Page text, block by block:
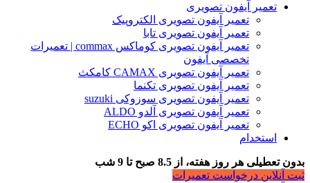
تعمیر آیفون تصویری
تعمیر آیفون تصویری الکتروپیک
تعمیر آیفون تصویری تابا
تعمیر آیفون تصویری کوماکس commax | تعمیرات
تخصصی آیفون
تعمیر آیفون تصویری CAMAX کامکث
تعمیر آیفون تصویری تکنما
تعمیر آیفون تصویری سوزوکی suzuki
تعمیر آیفون تصویری آلدو ALDO
تعمیر آیفون تصویری اکو ECHO
استخدام
بدون تعطیلی هر روز هفته، از 8.5 صبح تا 9 شب
ثبت آنلاین درخواست تعمیرات